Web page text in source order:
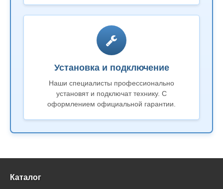
Установка и подключение
Наши специалисты профессионально
установят и подключат технику. С
оформлением официальной гарантии.
Каталог